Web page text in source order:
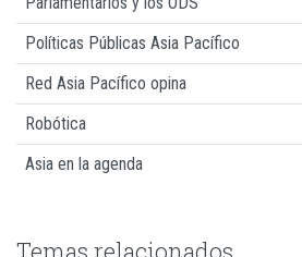
Políticas Públicas Asia Pacífico
Red Asia Pacífico opina
Robótica
Asia en la agenda